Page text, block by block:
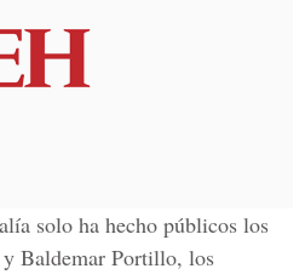
solo ha hecho públicos los
y Baldemar Portillo, los